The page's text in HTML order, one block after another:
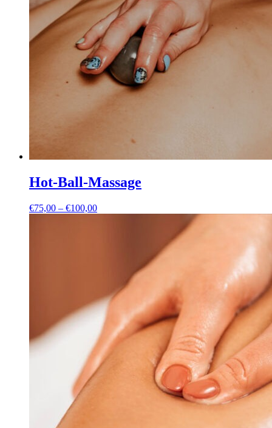
Hot-Ball-Massage
€75,00 – €100,00Preisspanne: